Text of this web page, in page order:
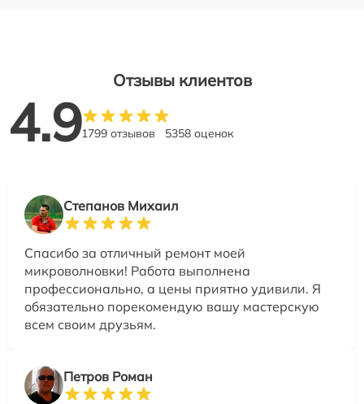
Отзывы клиентов
4.91799 отзывов 5358 оценок
Степанов Михаил
Спасибо за отличный ремонт моей
микроволновки! Работа выполнена
профессионально, а цены приятно удивили. Я
обязательно порекомендую вашу мастерскую
всем своим друзьям.
Петров Роман